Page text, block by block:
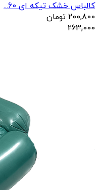
کالباس خشک تیکه ای 60...
200,800 تومان
263,000